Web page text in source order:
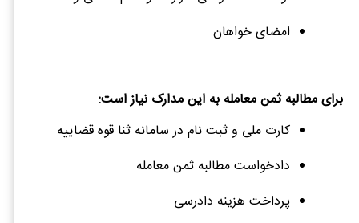
امضای خواهان
برای مطالبه ثمن معامله به این مدارک نیاز است:
کارت ملی و ثبت نام در سامانه ثنا قوه قضاییه
دادخواست مطالبه ثمن معامله
پرداخت هزینه دادرسی